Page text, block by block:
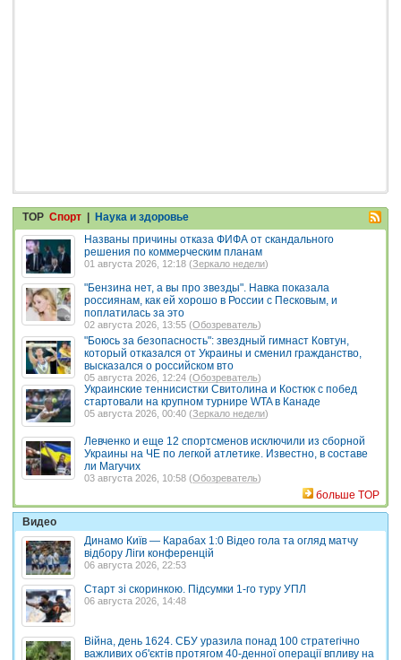
TOP Спорт
Наука и здоровье
Названы причины отказа ФИФА от скандального
решения по коммерческим планам
01 августа 2026, 12:18 (Зеркало недели)
"Бензина нет, а вы про звезды". Навка показала
россиянам, как ей хорошо в России с Песковым, и
поплатилась за это
02 августа 2026, 13:55 (Обозреватель)
"Боюсь за безопасность": звездный гимнаст Ковтун,
который отказался от Украины и сменил гражданство,
высказался о российском вто
05 августа 2026, 12:24 (Обозреватель)
Украинские теннисистки Свитолина и Костюк с побед
стартовали на крупном турнире WTA в Канаде
05 августа 2026, 00:40 (Зеркало недели)
Левченко и еще 12 спортсменов исключили из сборной
Украины на ЧЕ по легкой атлетике. Известно, в составе
ли Магучих
03 августа 2026, 10:58 (Обозреватель)
больше TOP
Видео
Динамо Київ — Карабах 1:0 Відео гола та огляд матчу
відбору Ліги конференцій
06 августа 2026, 22:53
Старт зі скоринкою. Підсумки 1-го туру УПЛ
06 августа 2026, 14:48
Війна, день 1624. СБУ уразила понад 100 стратегічно
важливих об'єктів протягом 40-денної операції впливу на